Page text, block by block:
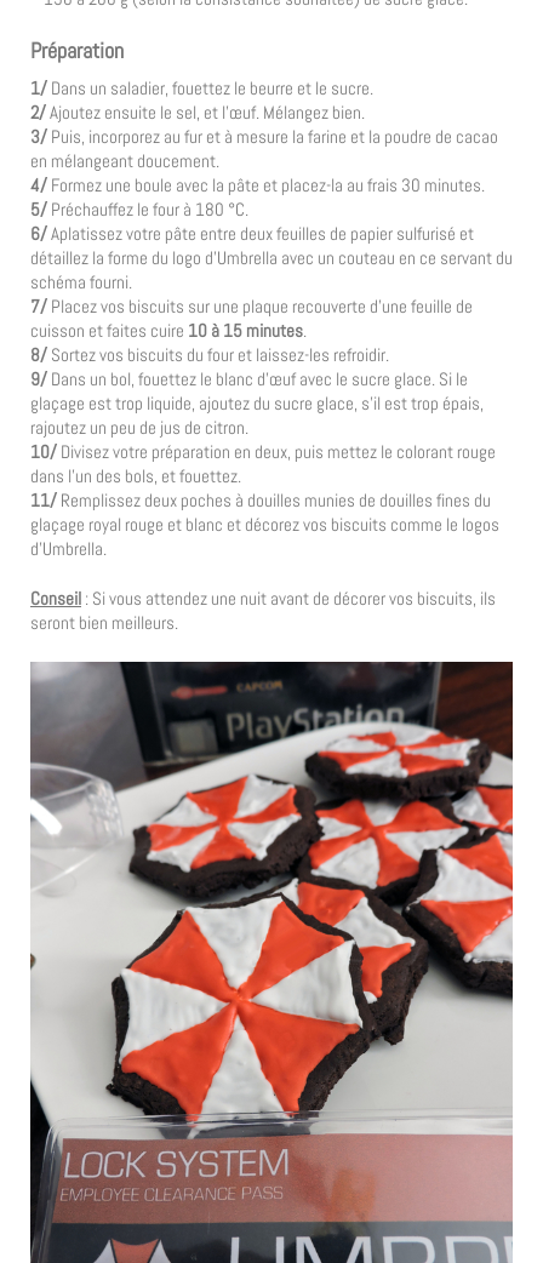
Préparation
1/ Dans un saladier, fouettez le beurre et le sucre.
2/Ajoutez ensuite le sel, et l’œuf. Mélangez bien.
3/ Puis, incorporez au fur et à mesure la farine et la poudre de cacao
en mélangeant doucement.
4/ Formez une boule avec la pâte et placez-la au frais 30 minutes.
5/ Préchauffez le four à 180 °C.
6/Aplatissez votre pâte entre deux feuilles de papier sulfurisé et
détaillez la forme du logo d’Umbrella avec un couteau en ce servant du
schéma fourni.
7/ Placez vos biscuits sur une plaque recouverte d’une feuille de
cuisson et faites cuire 10 à 15 minutes.
8/ Sortez vos biscuits du four et laissez-les refroidir.
9/ Dans un bol, fouettez le blanc d’œuf avec le sucre glace. Si le
glaçage est trop liquide, ajoutez du sucre glace, s’il est trop épais,
rajoutez un peu de jus de citron.
10/ Divisez votre préparation en deux, puis mettez le colorant rouge
dans l’un des bols, et fouettez.
11/ Remplissez deux poches à douilles munies de douilles fines du
glaçage royal rouge et blanc et décorez vos biscuits comme le logos
d’Umbrella.
Conseil : Si vous attendez une nuit avant de décorer vos biscuits, ils
seront bien meilleurs.